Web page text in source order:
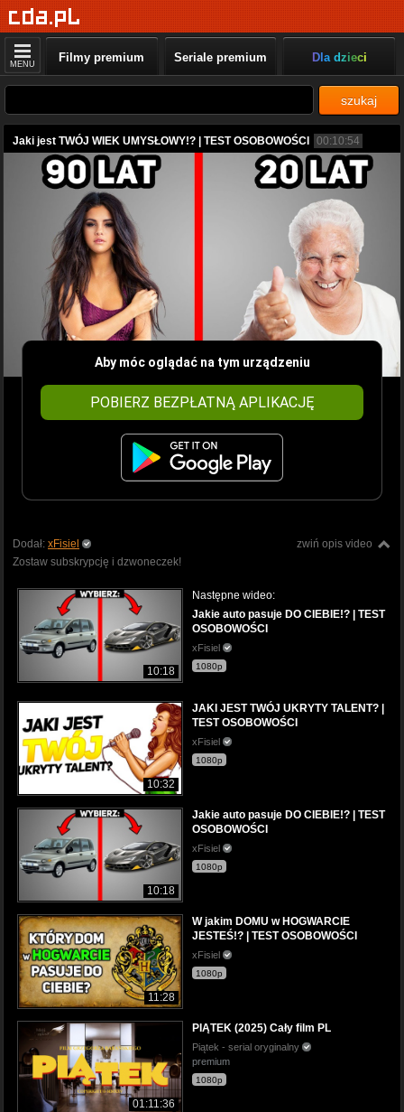
MENU Filmy premium Seriale premium Dla dzieci
szukaj
Jaki jest TWÓJ WIEK UMYSŁOWY!? | TEST OSOBOWOŚCI 00:10:54
Aby móc oglądać na tym urządzeniu
POBIERZ BEZPŁATNĄ APLIKACJĘ
zwiń opis video
Dodał: xFisiel
Zostaw subskrypcję i dzwoneczek!
10:18
Następne wideo:
Jakie auto pasuje DO CIEBIE!? | TEST
OSOBOWOŚCI
xFisiel
1080p
10:32
JAKI JEST TWÓJ UKRYTY TALENT? |
TEST OSOBOWOŚCI
xFisiel
1080p
10:18
Jakie auto pasuje DO CIEBIE!? | TEST
OSOBOWOŚCI
xFisiel
1080p
11:28
W jakim DOMU w HOGWARCIE
JESTEŚ!? | TEST OSOBOWOŚCI
xFisiel
1080p
01:11:36
PIĄTEK (2025) Cały film PL
Piątek - serial oryginalny
premium
1080p